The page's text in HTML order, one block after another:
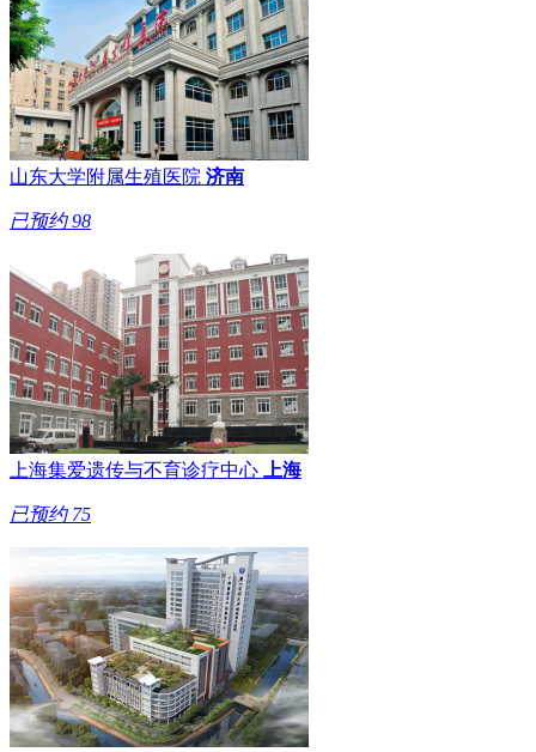
山东大学附属生殖医院 济南
已预约 98
上海集爱遗传与不育诊疗中心 上海
已预约 75